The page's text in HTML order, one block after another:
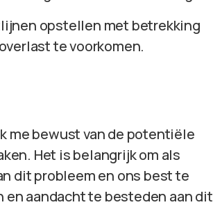
opstellen met betrekking
te voorkomen.
me bewust van de potentiële
Het is belangrijk om als
dit probleem en ons best te
en aandacht te besteden aan dit